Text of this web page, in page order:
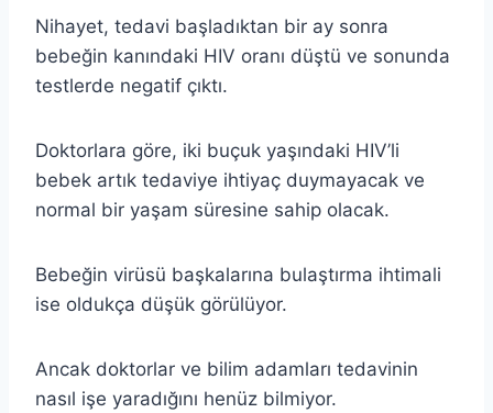
Nihayet, tedavi başladıktan bir ay sonra
bebeğin kanındaki HIV oranı düştü ve sonunda
testlerde negatif çıktı.
Doktorlara göre, iki buçuk yaşındaki HIV’li
bebek artık tedaviye ihtiyaç duymayacak ve
normal bir yaşam süresine sahip olacak.
Bebeğin virüsü başkalarına bulaştırma ihtimali
ise oldukça düşük görülüyor.
Ancak doktorlar ve bilim adamları tedavinin
nasıl işe yaradığını henüz bilmiyor.